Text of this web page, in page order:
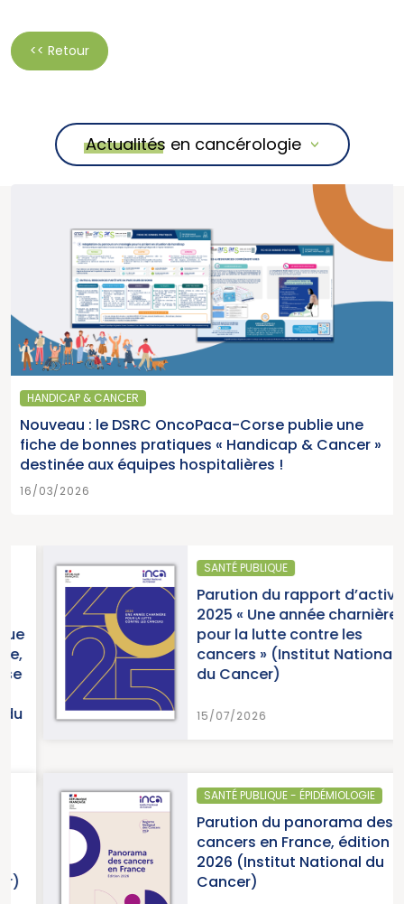
<< Retour
Actualités en cancérologie
HANDICAP & CANCER
Nouveau : le DSRC OncoPaca-Corse publie une
fiche de bonnes pratiques « Handicap & Cancer »
destinée aux équipes hospitalières !
16/03/2026
SANTÉ PUBLIQUE
Parution du rapport d’activité
2025 « Une année charnière
pour la lutte contre les
cancers » (Institut National
du Cancer)
15/07/2026
SANTÉ PUBLIQUE - ÉPIDÉMIOLOGIE
Parution du panorama des
cancers en France, édition
2026 (Institut National du
Cancer)